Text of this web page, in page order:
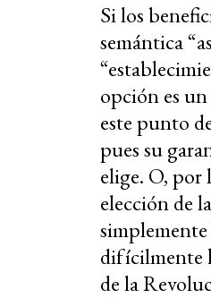
Si los
semántica
opción es
este punto
pues su
elige. O, por
elección de
difícilmente
de la